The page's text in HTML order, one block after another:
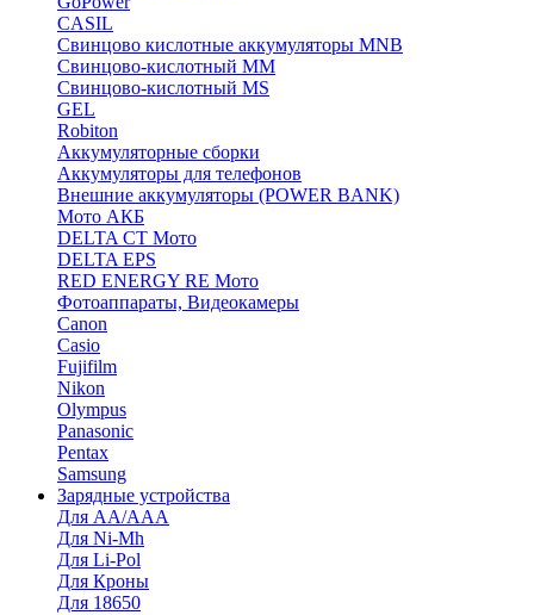
CASIL
Свинцово кислотные аккумуляторы MNB
Cвинцово-кислотный MM
Cвинцово-кислотный MS
GEL
Robiton
Аккумуляторные сборки
Аккумуляторы для телефонов
Внешние аккумуляторы (POWER BANK)
Мото АКБ
DELTA CT Мото
DELTA EPS
RED ENERGY RE Мото
Фотоаппараты, Видеокамеры
Canon
Casio
Fujifilm
Nikon
Olympus
Panasonic
Pentax
Samsung
Зарядные устройства
Для AA/AAA
Для Ni-Mh
Для Li-Pol
Для Кроны
Для 18650